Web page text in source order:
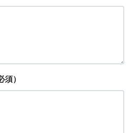
須）